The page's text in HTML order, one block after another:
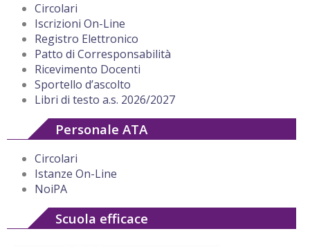
Circolari
Iscrizioni On-Line
Registro Elettronico
Patto di Corresponsabilità
Ricevimento Docenti
Sportello d’ascolto
Libri di testo a.s. 2026/2027
Personale ATA
Circolari
Istanze On-Line
NoiPA
Scuola efficace